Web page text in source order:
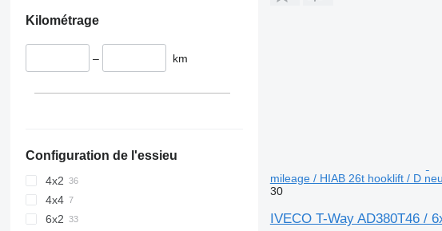
Kilométrage
– km
Configuration de l'essieu
4x2
4x4
6x2
mileage / HIAB 26t hooklift / D
30
IVECO T-Way AD380T46 /